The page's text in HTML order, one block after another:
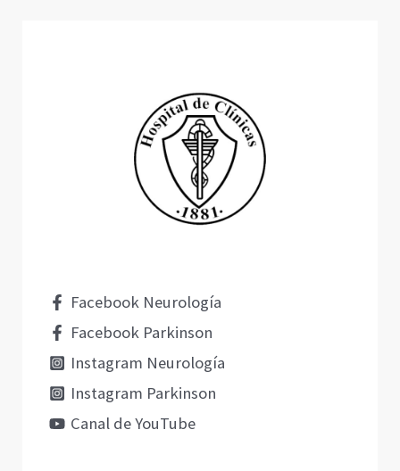
Facebook Neurología
Facebook Parkinson
Instagram Neurología
Instagram Parkinson
Canal de YouTube